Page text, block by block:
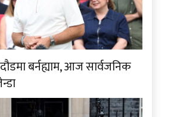
दौडमा बर्नह्याम, आज सार्वजनिक